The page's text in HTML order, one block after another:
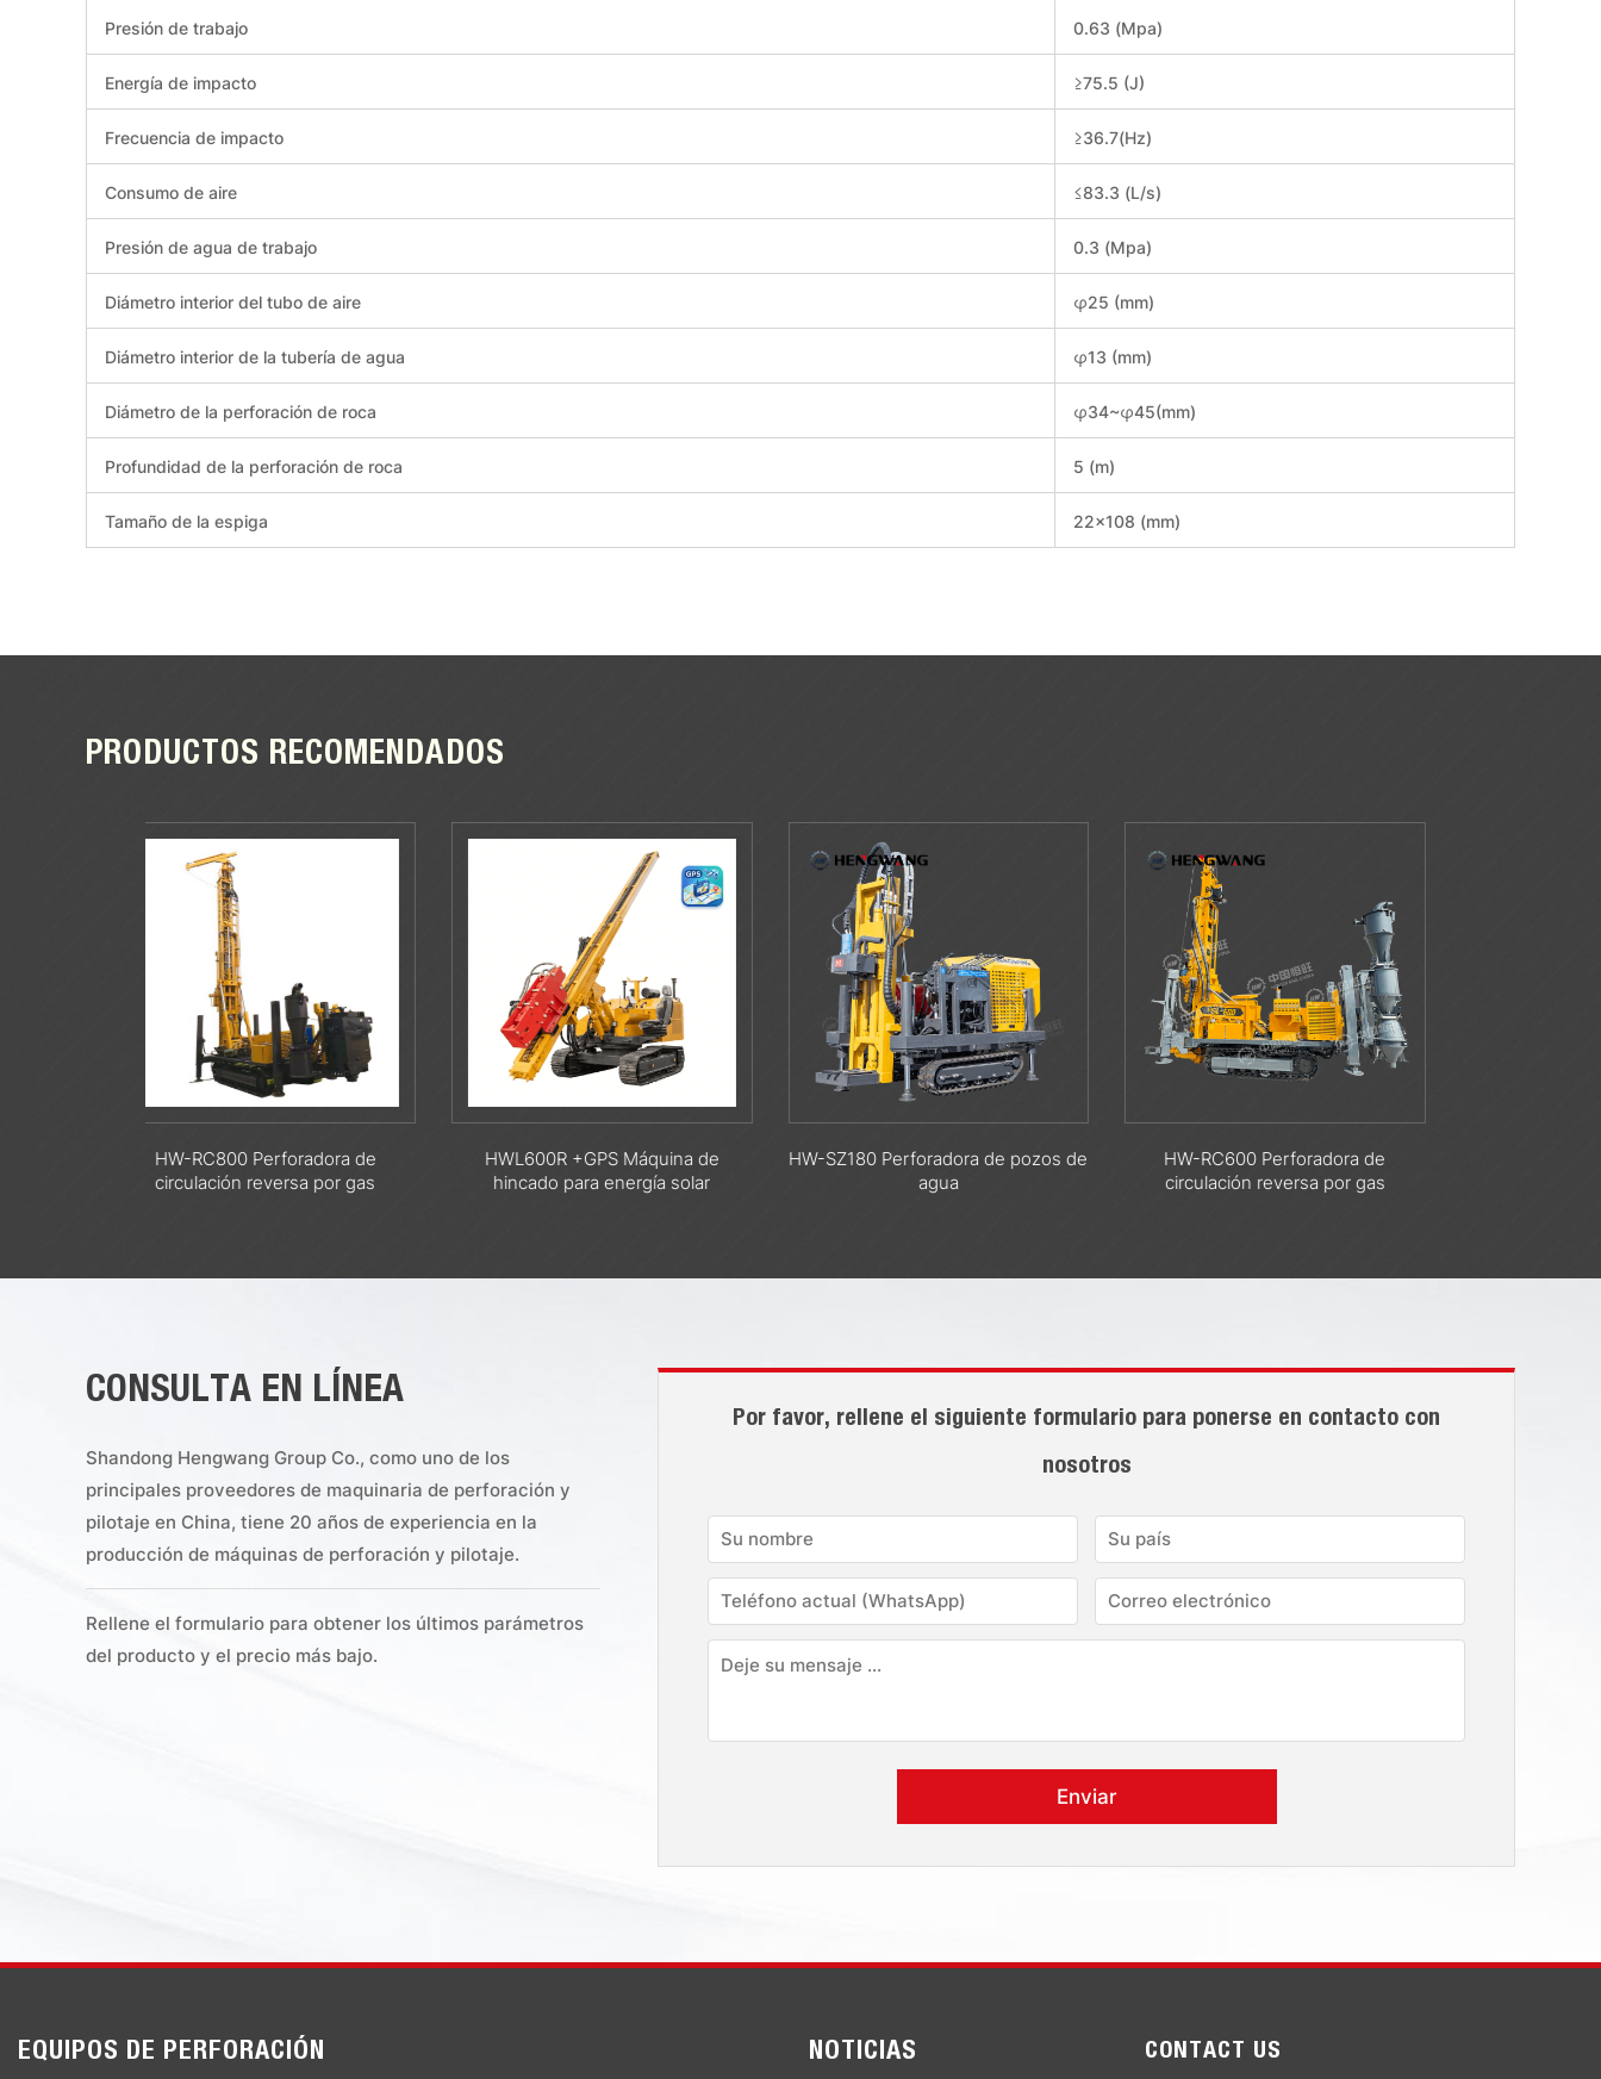
Presión de trabajo 0.63 (Mpa)
Energía de impacto ≥75.5 (J)
Frecuencia de impacto ≥36.7(Hz)
Consumo de aire ≤83.3 (L/s)
Presión de agua de trabajo 0.3 (Mpa)
Diámetro interior del tubo de aire φ25 (mm)
Diámetro interior de la tubería de agua φ13 (mm)
Diámetro de la perforación de roca φ34~φ45(mm)
Profundidad de la perforación de roca 5 (m)
Tamaño de la espiga 22×108 (mm)
PRODUCTOS RECOMENDADOS
HWL600R +GPS Máquina de
hincado para energía solar
HW-SZ180 Perforadora de pozos de
agua
HW-RC600 Perforadora de
circulación reversa por gas
HW-1500S Plataforma de
Perforación Neumática
CONSULTA EN LÍNEA
Shandong Hengwang Group Co., como uno de los
principales proveedores de maquinaria de perforación y
pilotaje en China, tiene 20 años de experiencia en la
producción de máquinas de perforación y pilotaje.
Rellene el formulario para obtener los últimos parámetros
del producto y el precio más bajo.
Por favor, rellene el siguiente formulario para ponerse en contacto con
nosotros
EQUIPOS DE PERFORACIÓN NOTICIAS CONTACT US